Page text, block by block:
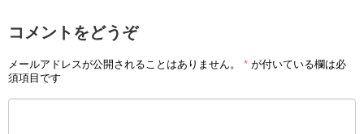
コメントをどうぞ
メールアドレスが公開されることはありません。 * が付いている欄は必
須項目です